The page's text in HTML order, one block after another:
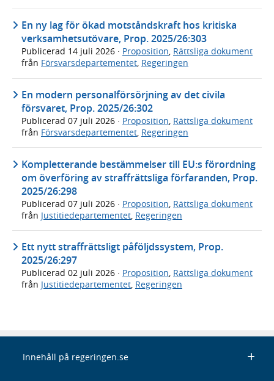
En ny lag för ökad motståndskraft hos kritiska
verksamhetsutövare, Prop. 2025/26:303
Publicerad 14 juli 2026 · Proposition, Rättsliga dokument
från Försvarsdepartementet, Regeringen
En modern personalförsörjning av det civila
försvaret, Prop. 2025/26:302
Publicerad 07 juli 2026 · Proposition, Rättsliga dokument
från Försvarsdepartementet, Regeringen
Kompletterande bestämmelser till EU:s förordning
om överföring av straffrättsliga förfaranden, Prop.
2025/26:298
Publicerad 07 juli 2026 · Proposition Rättsliga dokument
från Justitiedepartementet Regeringen
Ett nytt straffrättsligt påföljdssystem, Prop.
2025/26:297
Publicerad 02 juli 2026 · Proposition, Rättsliga dokument
från Justitiedepartementet, Regeringen
Innehåll på regeringen.se